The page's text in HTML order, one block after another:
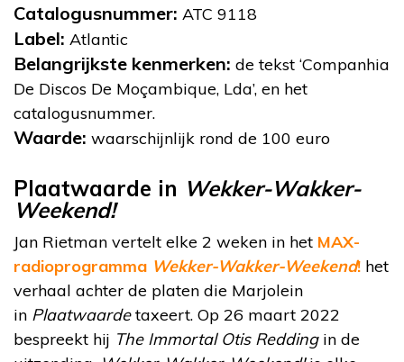
Catalogusnummer: ATC 9118
Label: Atlantic
Belangrijkste kenmerken: de tekst ‘Companhia
De Discos De Moçambique, Lda’, en het
catalogusnummer.
Waarde: waarschijnlijk rond de 100 euro
Plaatwaarde in Wekker-Wakker-
Weekend!
Jan Rietman vertelt elke 2 weken in het MAX-
radioprogramma Wekker-Wakker-Weekend! het
verhaal achter de platen die Marjolein
in Plaatwaardetaxeert. Op 26 maart 2022
bespreekt hij The Immortal Otis Redding in de